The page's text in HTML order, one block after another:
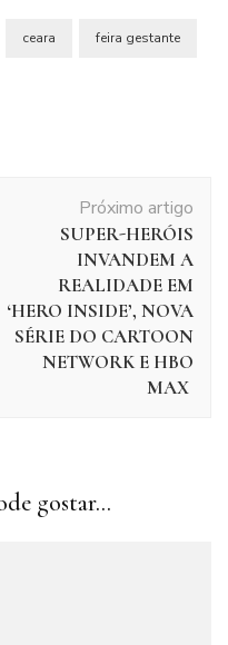
ceara feira gestante
Próximo artigo
SUPER-HERÓIS
INVANDEM A
REALIDADE EM
‘HERO INSIDE’, NOVA
SÉRIE DO CARTOON
NETWORK E HBO
MAX
gostar...